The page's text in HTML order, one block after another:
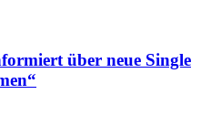
über neue Single